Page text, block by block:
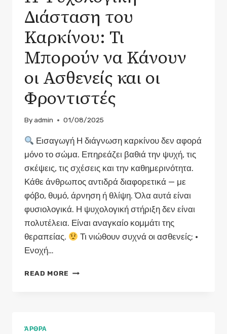
Διάσταση του
Καρκίνου: Τι
Μπορούν να Κάνουν
οι Ασθενείς και οι
Φροντιστές
Byadmin 01/08/2025
Εισαγωγή Η διάγνωση καρκίνου δεν αφορά
μόνο το σώμα. Επηρεάζει βαθιά την ψυχή, τις
σκέψεις, τις σχέσεις και την καθημερινότητα.
Κάθε άνθρωπος αντιδρά διαφορετικά — με
φόβο, θυμό, άρνηση ή θλίψη. Όλα αυτά είναι
φυσιολογικά. Η ψυχολογική στήριξη δεν είναι
πολυτέλεια. Είναι αναγκαίο κομμάτι της
θεραπείας.
Τι νιώθουν συχνά οι ασθενείς; •
Ενοχή…
READ MORE Η
ΆΡΘΡΑ